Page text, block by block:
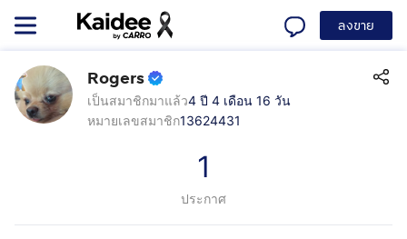
ลงขาย
Rogers
เป็นสมาชิกมาแล้ว4 ปี 4 เดือน 16 วัน
หมายเลขสมาชิก13624431
1
ประกาศ